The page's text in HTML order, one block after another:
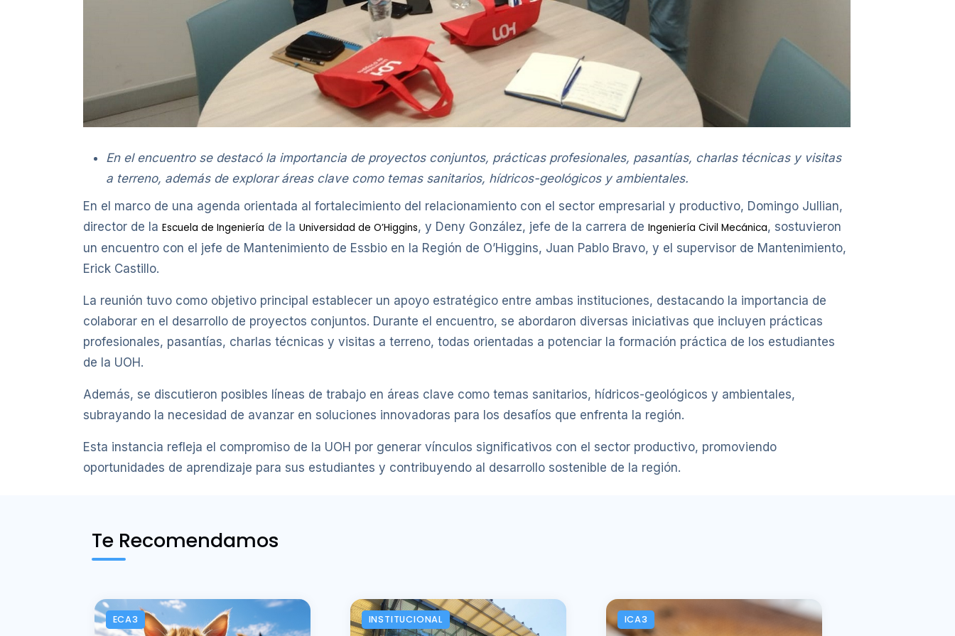
En el encuentro se destacó la importancia de proyectos conjuntos, prácticas profesionales, pasantías, charlas técnicas y visitas
a terreno, además de explorar áreas clave como temas sanitarios, hídricos-geológicos y ambientales.
En el marco de una agenda orientada al fortalecimiento del relacionamiento con el sector empresarial y productivo, Domingo Jullian,
director de la Escuela de Ingeniería de la Universidad de O’Higgins, y Deny González, jefe de la carrera de Ingeniería Civil Mecánica, sostuvieron
un encuentro con el jefe de Mantenimiento de Essbio en la Región de O’Higgins, Juan Pablo Bravo, y el supervisor de Mantenimiento,
Erick Castillo.
La reunión tuvo como objetivo principal establecer un apoyo estratégico entre ambas instituciones, destacando la importancia de
colaborar en el desarrollo de proyectos conjuntos. Durante el encuentro, se abordaron diversas iniciativas que incluyen prácticas
profesionales, pasantías, charlas técnicas y visitas a terreno, todas orientadas a potenciar la formación práctica de los estudiantes
de la UOH.
Además, se discutieron posibles líneas de trabajo en áreas clave como temas sanitarios, hídricos-geológicos y ambientales,
subrayando la necesidad de avanzar en soluciones innovadoras para los desafíos que enfrenta la región.
Esta instancia refleja el compromiso de la UOH por generar vínculos significativos con el sector productivo, promoviendo
oportunidades de aprendizaje para sus estudiantes y contribuyendo al desarrollo sostenible de la región.
Te Recomendamos
ECA3 INSTITUCIONAL ICA3